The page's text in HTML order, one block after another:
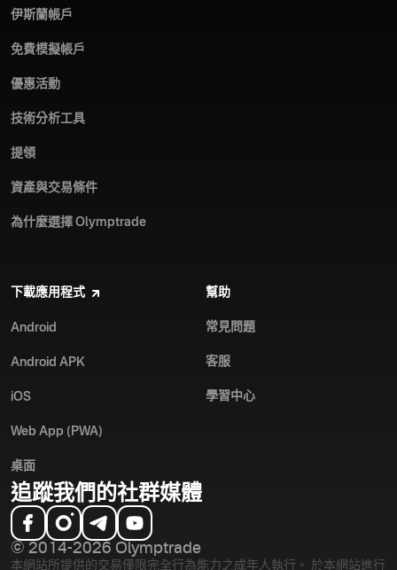
伊斯蘭帳戶
免費模擬帳戶
優惠活動
技術分析工具
提領
資產與交易條件
為什麼選擇 Olymptrade
下載應用程式
Android
Android APK
iOS
Web App (PWA)
桌面
幫助
常見問題
客服
學習中心
追蹤我們的社群媒體
© 2014-2026 Olymptrade
本網站所提供的交易僅限完全行為能力之成年人執行。 於本網站進行